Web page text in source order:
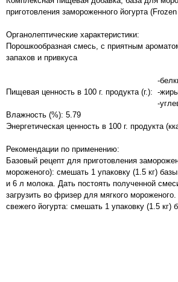
приготовления замороженного йогурта (Frozen
Органолептические характеристики:
Порошкообразная смесь, с приятным
запахов и привкуса
Пищевая ценность в 100 г. продукта (г.):
-
-
-
Влажность (%): 5.79
Энергетическая ценность в 100 г. продукта
Рекомендации по применению:
Базовый рецепт для приготовления
мороженого): смешать 1 упаковку (1.5 кг)
и 6 л молока. Дать постоять полученной
загрузить во фризер для мягкого
свежего йогурта: смешать 1 упаковку (1.5